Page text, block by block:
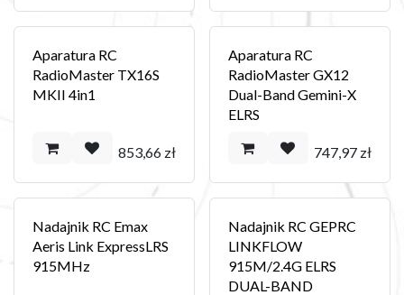
Aparatura RC
RadioMaster TX16S
MKII 4in1
853,66zł
Aparatura RC
RadioMaster GX12
Dual-Band Gemini-X
ELRS
747,97zł
Nadajnik RC Emax
Aeris Link ExpressLRS
915MHz
Nadajnik RC GEPRC
LINKFLOW
915M/2.4G ELRS
DUAL-BAND